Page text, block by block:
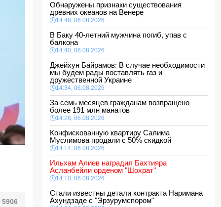
5906
Обнаружены признаки существования
древних океанов на Венере
14:48, 06.08.2026
В Баку 40-летний мужчина погиб, упав с
балкона
14:40, 06.08.2026
Джейхун Байрамов: В случае необходимости
мы будем рады поставлять газ и
дружественной Украине
14:34, 06.08.2026
За семь месяцев гражданам возвращено
более 191 млн манатов
14:28, 06.08.2026
Конфискованную квартиру Салима
Муслимова продали с 50% скидкой
14:14, 06.08.2026
Ильхам Алиев наградил Бахтияра
Асланбейли орденом "Шохрат"
14:10, 06.08.2026
Стали известны детали контракта Наримана
Ахундзаде с "Эрзурумспором"